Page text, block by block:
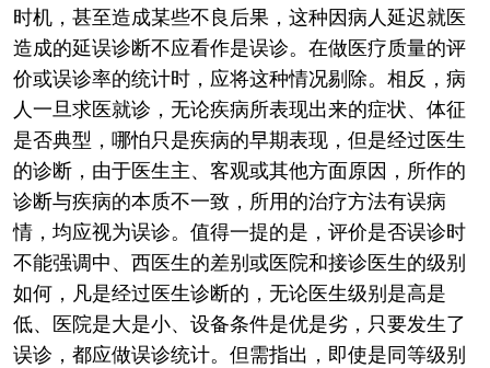
时机，甚至造成某些不良后果，这种因病人延迟就医
造成的延误诊断不应看作是误诊。在做医疗质量的评
价或误诊率的统计时，应将这种情况剔除。相反，病
人一旦求医就诊，无论疾病所表现出来的症状、体征
是否典型，哪怕只是疾病的早期表现，但是经过医生
的诊断，由于医生主、客观或其他方面原因，所作的
诊断与疾病的本质不一致，所用的治疗方法有误病
情，均应视为误诊。值得一提的是，评价是否误诊时
不能强调中、西医生的差别或医院和接诊医生的级别
如何，凡是经过医生诊断的，无论医生级别是高是
低、医院是大是小、设备条件是优是劣，只要发生了
误诊，都应做误诊统计。但需指出，即使是同等级别